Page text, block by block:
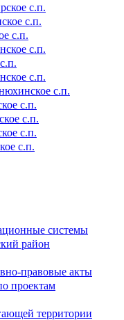
с.п.
с.п.
с.п.
с.п.
с.п.
с.п.
с.п.
с.п.
с.п.
с.п.
системы
район
правовые акты
проектам
территории